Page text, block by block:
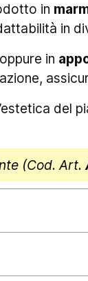
in
in
in
(Cod. Art.